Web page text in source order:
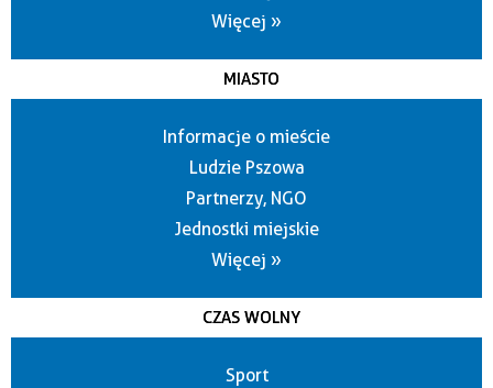
Więcej »
MIASTO
Informacje o mieście
Ludzie Pszowa
Partnerzy, NGO
Jednostki miejskie
Więcej »
CZAS WOLNY
Sport